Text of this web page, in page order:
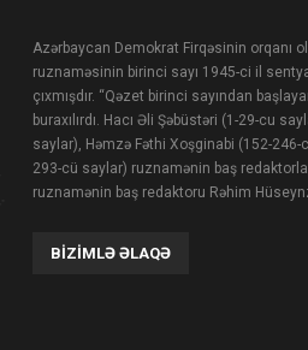
Azərbaycan Demokrat Firqəsinin orqanı
ruznaməsinin birinci sayı 1945-ci il
çıxmışdır. “Qəzet birinci sayından
buraxılırdı. Hacı Əli Şəbüstəri (1-29-cu
saylar), Həmzə Fəthi Xoşginabi (152-246-
293-cü saylar) ruznamənin baş
ruznamənin baş redaktoru Rəhim
BIZIMLƏ ƏLAQƏ